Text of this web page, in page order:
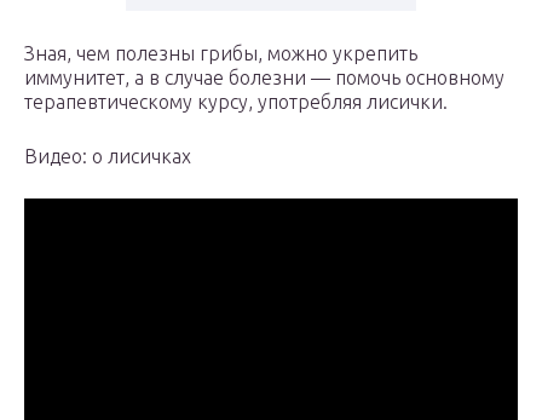
Зная, чем полезны грибы, можно укрепить
иммунитет, а в случае болезни — помочь основному
терапевтическому курсу, употребляя лисички.
Видео: о лисичках